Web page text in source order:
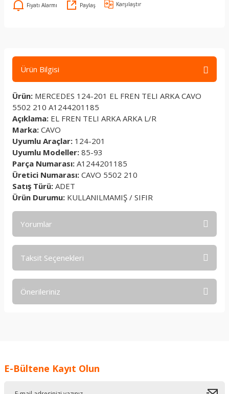
Fiyatı Alarmı Paylaş Karşılaştır
Ürün Bilgisi
Ürün: MERCEDES 124-201 EL FREN TELI ARKA CAVO
5502 210 A1244201185
Açıklama: EL FREN TELI ARKA ARKA L/R
Marka: CAVO
Uyumlu Araçlar: 124-201
Uyumlu Modeller: 85-93
Parça Numarası: A1244201185
Üretici Numarası: CAVO 5502 210
Satış Türü: ADET
Ürün Durumu: KULLANILMAMIŞ / SIFIR
Yorumlar
Taksit Seçenekleri
Önerileriniz
Ürün resmi kalitesiz, bozuk veya görüntülenemiyor.
E-Bültene Kayıt Olun